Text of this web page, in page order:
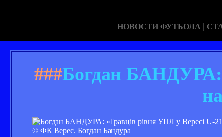
НОВОСТИ ФУТБОЛА |
###Богдан БАНДУРА:
© ФК Верес. Богдан Бандура